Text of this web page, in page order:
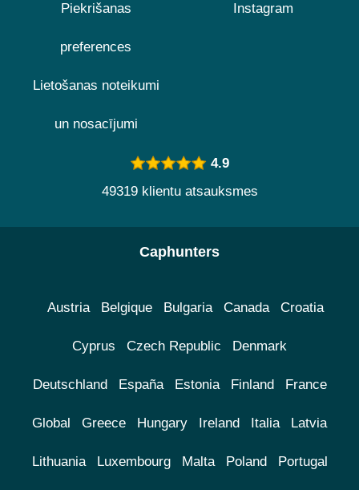
Piekrišanas
preferences
Lietošanas noteikumi
un nosacījumi
Instagram
4.9
49319 klientu atsauksmes
Caphunters
Austria Belgique Bulgaria Canada Croatia
Cyprus Czech Republic Denmark
Deutschland España Estonia Finland France
Global Greece Hungary Ireland Italia Latvia
Lithuania Luxembourg Malta Poland Portugal